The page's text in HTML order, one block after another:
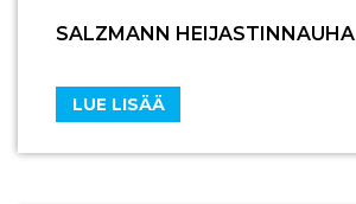
SALZMANN HEIJASTINNAUHA
LUE LISÄÄ